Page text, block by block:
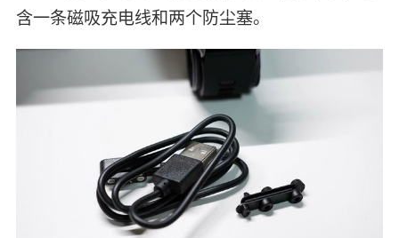
含一条磁吸充电线和两个防尘塞。